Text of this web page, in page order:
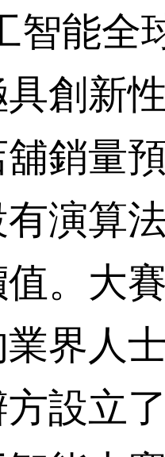
智能全
創新
銷量
演算
。大
界人
設立